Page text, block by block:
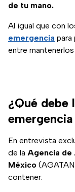
de tu mano.
Al igual que con
emergencia para
entre
¿Qué debe
En entrevista
de la Agencia de
México
contener: